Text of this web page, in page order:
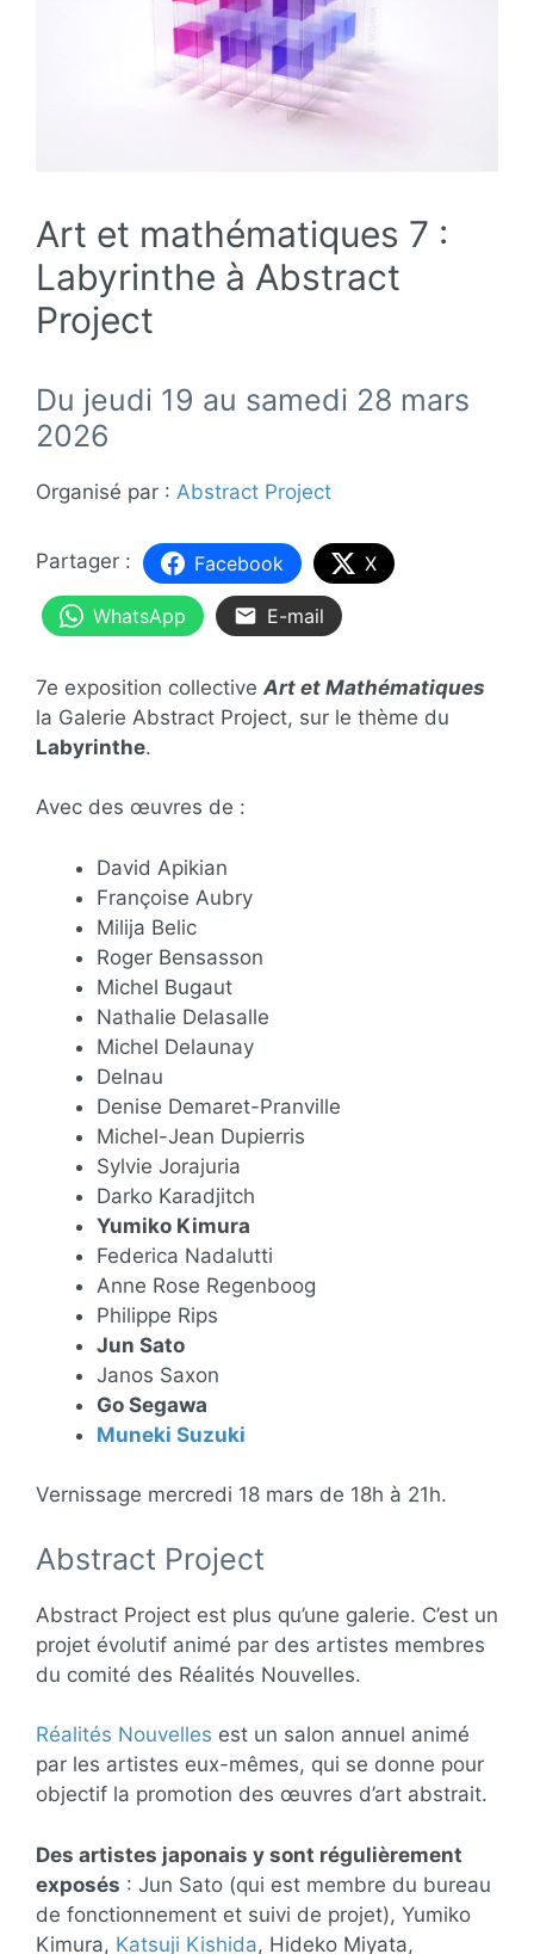
Art et mathématiques 7 :
Labyrinthe à Abstract
Project
Du jeudi 19 au samedi 28 mars
2026
Organisé par : Abstract Project
Facebook X
WhatsApp E-mail
7e exposition collective Art et Mathématiques
la Galerie Abstract Project, sur le thème du
Labyrinthe.
Avec des œuvres de :
David Apikian
Françoise Aubry
Milija Belic
Roger Bensasson
Michel Bugaut
Nathalie Delasalle
Michel Delaunay
Delnau
Denise Demaret-Pranville
Michel-Jean Dupierris
Sylvie Jorajuria
Darko Karadjitch
Yumiko Kimura
Federica Nadalutti
Anne Rose Regenboog
Philippe Rips
Jun Sato
Janos Saxon
Go Segawa
Muneki Suzuki
Vernissage mercredi 18 mars de 18h à 21h.
Abstract Project
Abstract Project est plus qu’une galerie. C’est un
projet évolutif animé par des artistes membres
du comité des Réalités Nouvelles.
Réalités Nouvelles est un salon annuel animé
par les artistes eux-mêmes, qui se donne pour
objectif la promotion des œuvres d’art abstrait.
Des artistes japonais y sont régulièrement
exposés : Jun Sato (qui est membre du bureau
de fonctionnement et suivi de projet), Yumiko
Kimura, Katsuji Kishida, Hideko Miyata,